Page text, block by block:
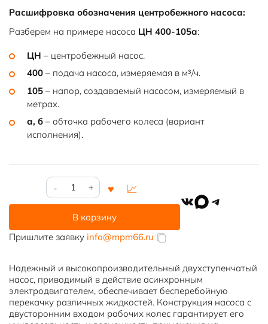
Расшифровка обозначения центробежного насоса:
Разберем на примере насоса ЦН 400-105а:
ЦН – центробежный насос.
400 – подача насоса, измеряемая в м³/ч.
105 – напор, создаваемый насосом, измеряемый в
метрах.
а, б – обточка рабочего колеса (вариант
исполнения).
Количество
товара
400-
В корзину
VKMAXTelegram
Пришлите заявку info@mpm66.ru
Надежный и высокопроизводительный двухступенчатый
насос, приводимый в действие асинхронным
электродвигателем, обеспечивает бесперебойную
перекачку различных жидкостей. Конструкция насоса с
двусторонним входом рабочих колес гарантирует его